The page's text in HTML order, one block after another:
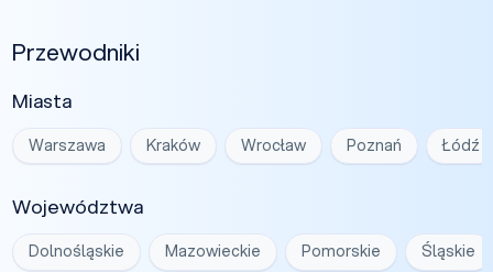
Przewodniki
Miasta
Warszawa Kraków Wrocław Poznań Łódź
Województwa
Dolnośląskie Mazowieckie Pomorskie Śląskie